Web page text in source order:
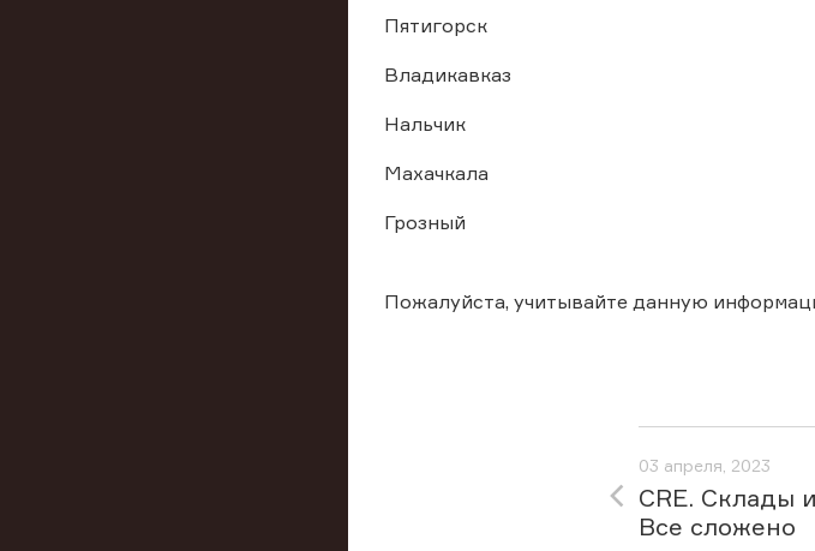
Пятигорск
Владикавказ
Нальчик
Махачкала
Грозный
Пожалуйста, учитывайте данную
03 апреля, 2023
CRE. Склады
Все сложено